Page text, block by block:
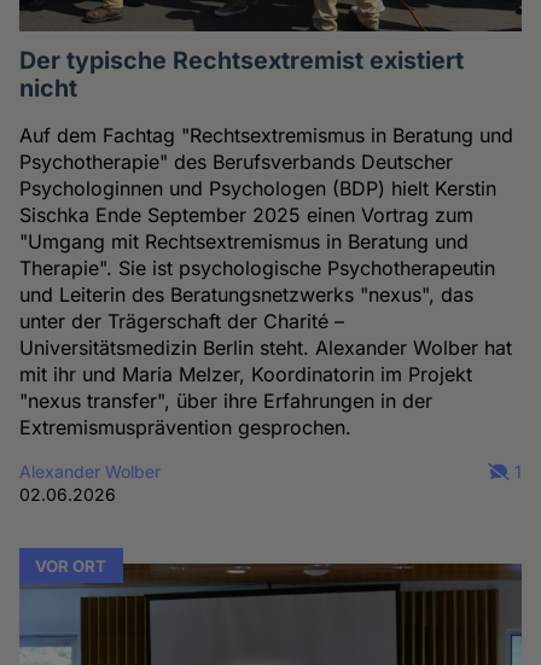
Der typische Rechtsextremist existiert
nicht
Auf dem Fachtag "Rechtsextremismus in Beratung und
Psychotherapie" des Berufsverbands Deutscher
Psychologinnen und Psychologen (BDP) hielt Kerstin
Sischka Ende September 2025 einen Vortrag zum
"Umgang mit Rechtsextremismus in Beratung und
Therapie". Sie ist psychologische Psychotherapeutin
und Leiterin des Beratungsnetzwerks "nexus", das
unter der Trägerschaft der Charité –
Universitätsmedizin Berlin steht. Alexander Wolber hat
mit ihr und Maria Melzer, Koordinatorin im Projekt
"nexus transfer", über ihre Erfahrungen in der
Extremismusprävention gesprochen.
Alexander Wolber
02.06.2026
1
VOR ORT